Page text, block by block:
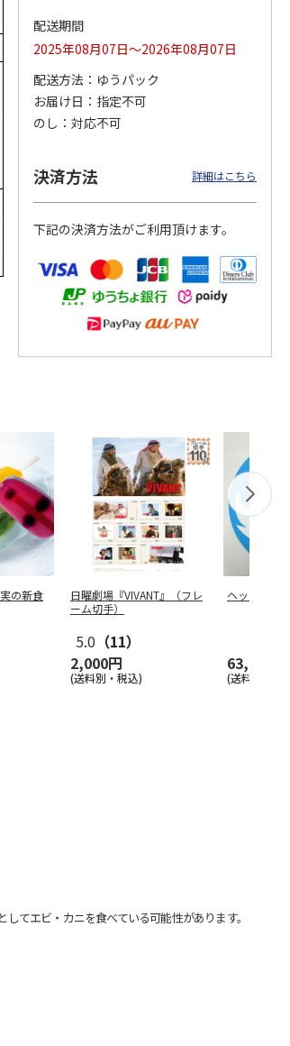
ウ
ね
つ
ペット線香 虹のか
ローラルの香り
590円
(送料別・税込)
CIAO 香り立つクラ
配送期間
2025年08月07日～2026年08月07日
配送方法
ゆうパック
お届け日
指定不可
のし
対応不可
決済方法 詳細はこちら
下記の決済方法がご利用頂けます。
の新食
日曜劇場『VIVANT』（フレ
ーム切手）
5.0 （11）
2,000円
(送料別・税込)
ヘッドマー
63,000円
(送料・税込)
てエビ・カニを食べている可能性があります。